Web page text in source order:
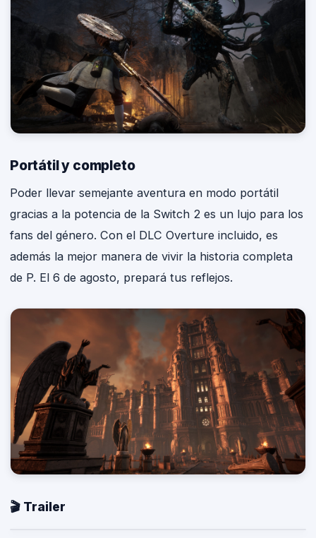
Portátil y completo
Poder llevar semejante aventura en modo portátil
gracias a la potencia de la Switch 2 es un lujo para los
fans del género. Con el DLC Overture incluido, es
además la mejor manera de vivir la historia completa
de P. El 6 de agosto, prepará tus reflejos.
🎬 Trailer